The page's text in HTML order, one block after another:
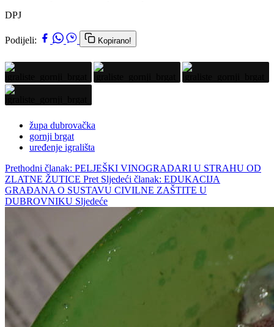
DPJ
Podijeli: Kopirano!
župa dubrovačka
gornji brgat
uređenje igrališta
Prethodni članak: PELJEŠKI VINOGRADARI U STRAHU OD
ZLATNE ŽUTICE Pret Sljedeći članak: EDUKACIJA
GRAĐANA O SUSTAVU CIVILNE ZAŠTITE U
DUBROVNIKU Sljedeće